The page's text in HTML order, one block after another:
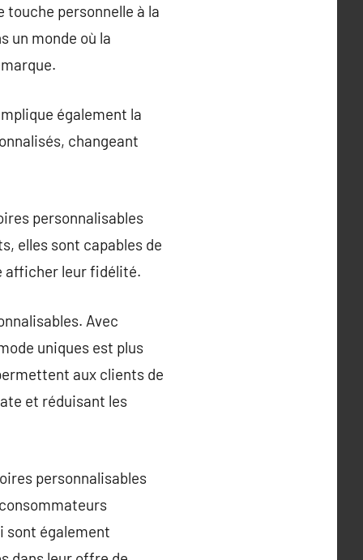
personnelle à la
un monde où la
également la
changeant
personnalisables
elles sont capables de
afficher leur fidélité.
Avec
uniques est plus
aux clients de
et réduisant les
personnalisables
sont également